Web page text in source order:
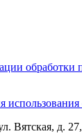
обработки
Вятская, д.